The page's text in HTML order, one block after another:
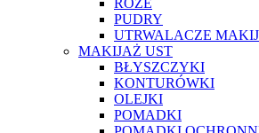
PUDRY
UTRWALACZE
MAKIJAŻ UST
BŁYSZCZYKI
KONTURÓWKI
OLEJKI
POMADKI